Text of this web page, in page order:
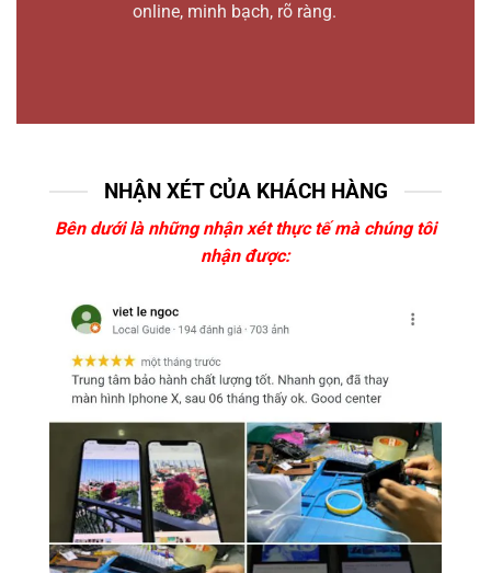
online, minh bạch, rõ ràng.
NHẬN XÉT CỦA KHÁCH HÀNG
Bên dưới là những nhận xét thực tế mà chúng tôi
nhận được: